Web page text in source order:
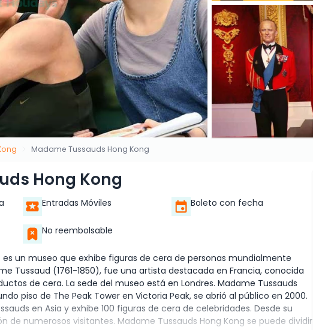
Madame Tussauds Hong Kong
Hong Kong
Entradas Móviles Boleto con fecha
No reembolsable
es un museo que exhibe figuras de cera de personas mundialmente
Tussaud (1761-1850), fue una artista destacada en Francia, conocida
de cera. La sede del museo está en Londres. Madame Tussauds
piso de The Peak Tower en Victoria Peak, se abrió al público en 2000.
en Asia y exhibe 100 figuras de cera de celebridades. Desde su
de numerosos visitantes. Madame Tussauds Hong Kong se puede dividir